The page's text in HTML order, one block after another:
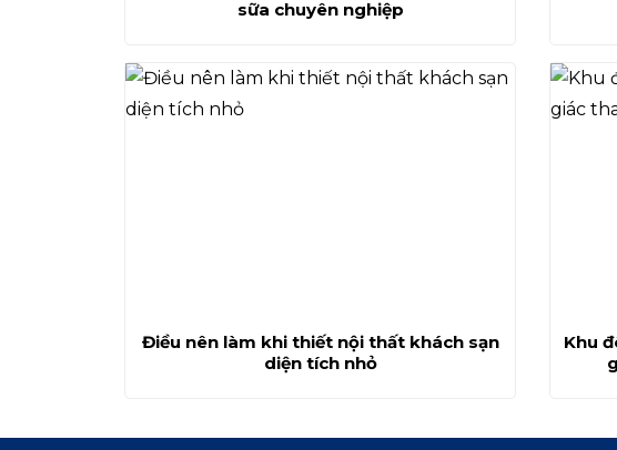
sữa chuyên nghiệp
Điều nên làm khi thiết nội thất khách sạn
diện tích nhỏ
Khu